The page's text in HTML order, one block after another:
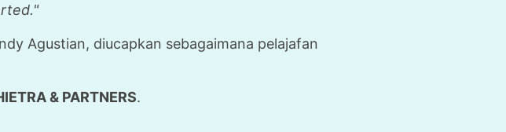
Agustian, diucapkan sebagaimana pelajafan
& PARTNERS.